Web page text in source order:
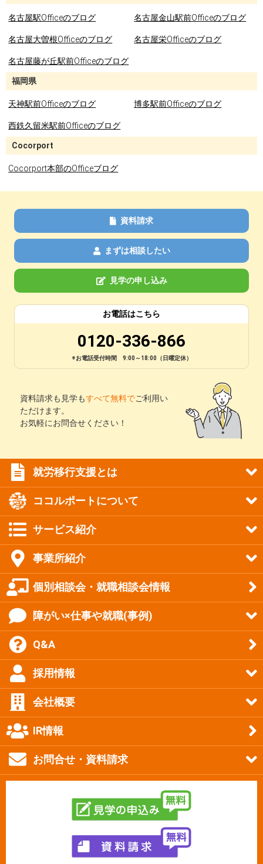
名古屋駅Officeのブログ 名古屋金山駅前Officeのブログ
名古屋大曽根Officeのブログ 名古屋栄Officeのブログ
名古屋藤が丘駅前Officeのブログ
福岡県
天神駅前Officeのブログ 博多駅前Officeのブログ
西鉄久留米駅前Officeのブログ
Cocorport
Cocorport本部のOfficeブログ
資料請求
まずは相談したい
見学の申し込み
お電話はこちら
0120-336-866
※お電話受付時間 9:00～18:00（日曜定休）
資料請求も見学もすべて無料でご利用い
ただけます。
お気軽にお問合せください！
就労移行支援とは
ココルポートについて
サービス紹介
事業所紹介
個別相談会・就職相談会情報
障がい×仕事や就職(事例)
Q&A
採用情報
会社概要
IR情報
お問合せ・資料請求